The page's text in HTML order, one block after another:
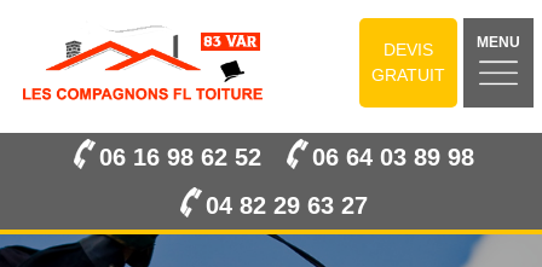
DEVIS
GRATUIT
MENU
06 16 98 62 52
06 64 03 89 98
04 82 29 63 27